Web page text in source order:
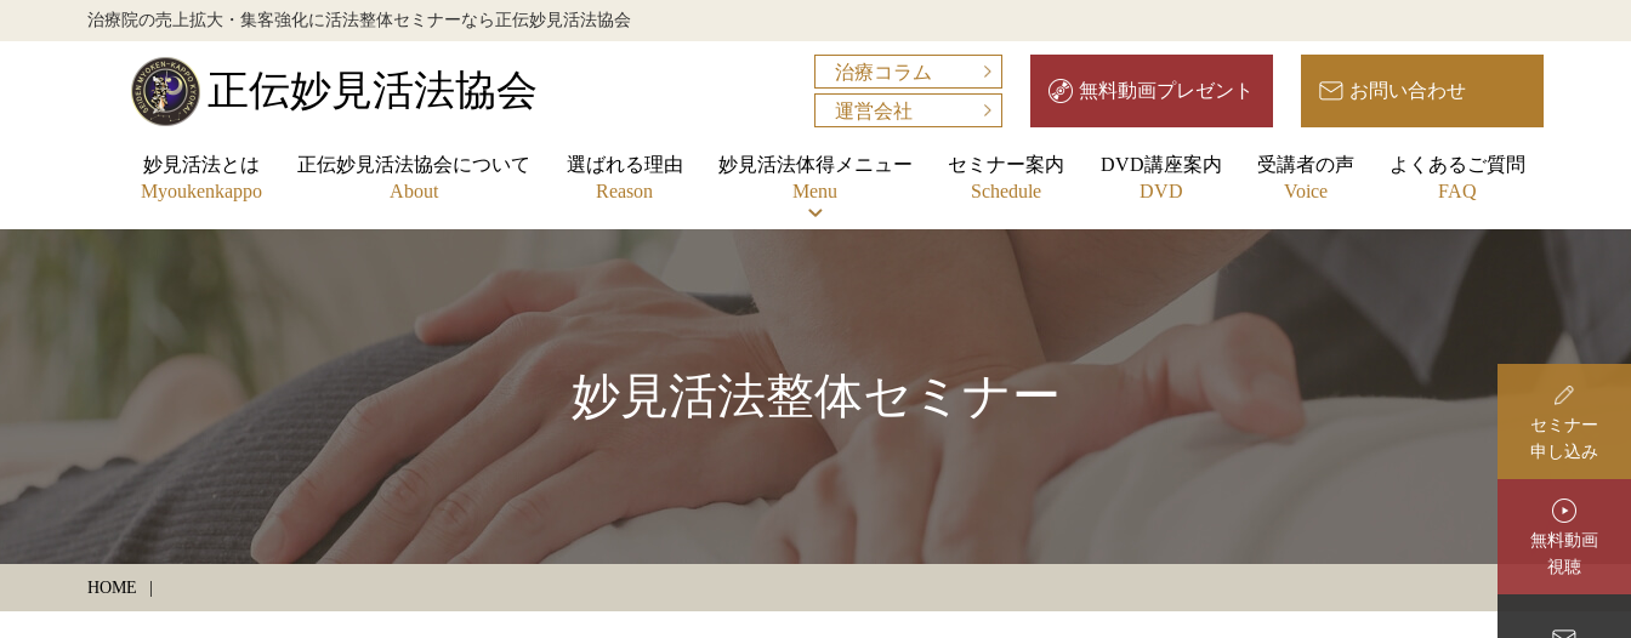
治療院の売上拡大・集客強化に活法整体セミナーなら正伝妙見活法協会
正伝妙見活法協会
治療コラム
運営会社
無料動画プレゼント お問い合わせ
正伝妙見活法協会
妙見活法とは
Myoukenkappo
正伝妙見活法協会について
About
選ばれる理由
Reason
妙見活法体得メニュー
Menu
セミナー案内
Schedule
DVD講座案内
DVD
受講者の声
Voice
よくあるご質問
FAQ
妙見活法整体セミナー
HOME
セミナー
申し込み
無料動画
視聴